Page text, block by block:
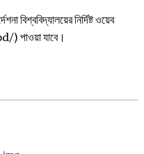
বিশ্ববিদ্যালয়ের নির্দিষ্ট ওয়েব
যাবে।